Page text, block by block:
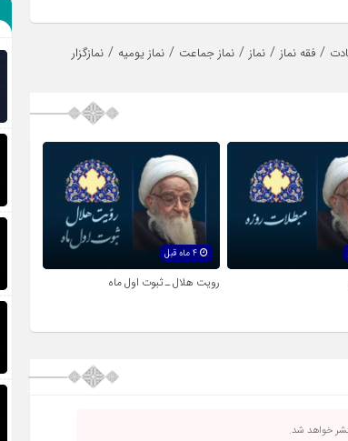
/ فقه نماز / نماز / نماز جماعت / نماز یومیه / نمازگزار
4 ماه قبل
رویت هلال ـ ثبوت اول ماه
خواهد شد.